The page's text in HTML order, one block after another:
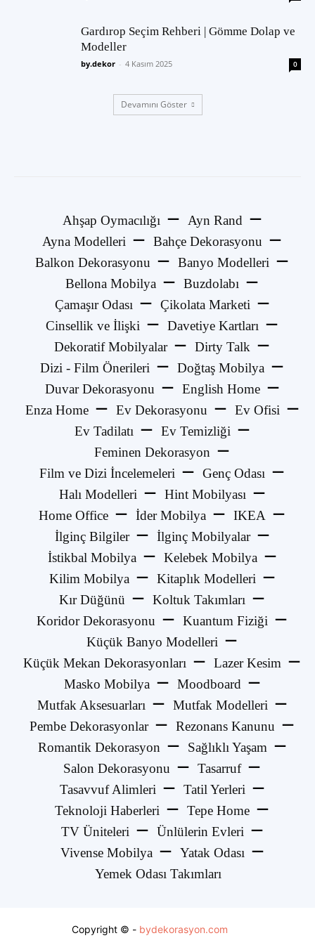
Gardırop Seçim Rehberi | Gömme Dolap ve
Modeller
by.dekor - 4 Kasım 2025 0
Devamını Göster
Ahşap Oymacılığı
Ayn Rand
Ayna Modelleri
Bahçe Dekorasyonu
Balkon Dekorasyonu
Banyo Modelleri
Bellona Mobilya
Buzdolabı
Çamaşır Odası
Çikolata Marketi
Cinsellik ve İlişki
Davetiye Kartları
Dekoratif Mobilyalar
Dirty Talk
Dizi - Film Önerileri
Doğtaş Mobilya
Duvar Dekorasyonu
English Home
Enza Home
Ev Dekorasyonu
Ev Ofisi
Ev Tadilatı
Ev Temizliği
Feminen Dekorasyon
Film ve Dizi İncelemeleri
Genç Odası
Halı Modelleri
Hint Mobilyası
Home Office
İder Mobilya
IKEA
İlginç Bilgiler
İlginç Mobilyalar
İstikbal Mobilya
Kelebek Mobilya
Kilim Mobilya
Kitaplık Modelleri
Kır Düğünü
Koltuk Takımları
Koridor Dekorasyonu
Kuantum Fiziği
Küçük Banyo Modelleri
Küçük Mekan Dekorasyonları
Lazer Kesim
Masko Mobilya
Moodboard
Mutfak Aksesuarları
Mutfak Modelleri
Pembe Dekorasyonlar
Rezonans Kanunu
Romantik Dekorasyon
Sağlıklı Yaşam
Salon Dekorasyonu
Tasarruf
Tasavvuf Alimleri
Tatil Yerleri
Teknoloji Haberleri
Tepe Home
TV Üniteleri
Ünlülerin Evleri
Vivense Mobilya
Yatak Odası
Yemek Odası Takımları
Copyright © - bydekorasyon.com